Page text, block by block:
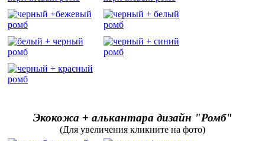
Экокожа + алькантара дизайн "Ромб"
(Для увеличения кликните на фото)